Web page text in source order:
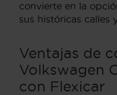
convierte en la
sus históricas calles
Ventajas de
Volkswagen
con Flexicar